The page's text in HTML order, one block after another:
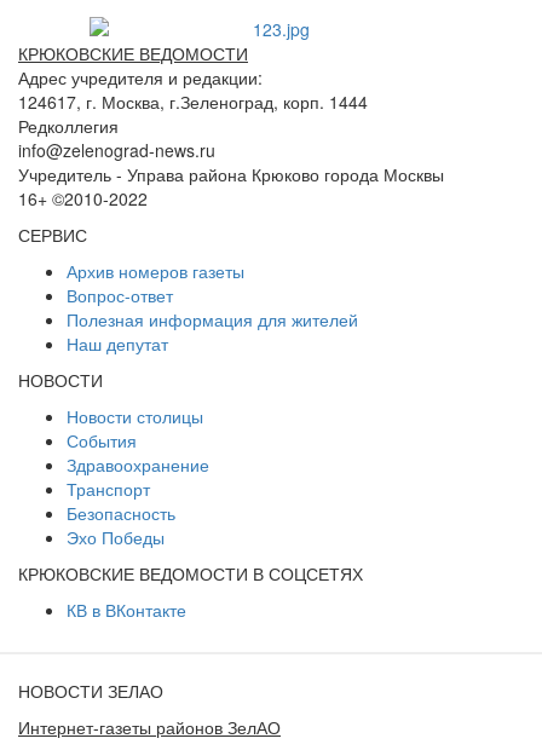
КРЮКОВСКИЕ ВЕДОМОСТИ
Адрес учредителя и редакции:
124617, г. Москва, г.Зеленоград, корп. 1444
Редколлегия
info@zelenograd-news.ru
Учредитель - Управа района Крюково города Москвы
16+ ©2010-2022
СЕРВИС
Архив номеров газеты
Вопрос-ответ
Полезная информация для жителей
Наш депутат
НОВОСТИ
Новости столицы
События
Здравоохранение
Транспорт
Безопасность
Эхо Победы
КРЮКОВСКИЕ ВЕДОМОСТИ В СОЦСЕТЯХ
КВ в ВКонтакте
НОВОСТИ ЗЕЛАО
Интернет-газеты районов ЗелАО